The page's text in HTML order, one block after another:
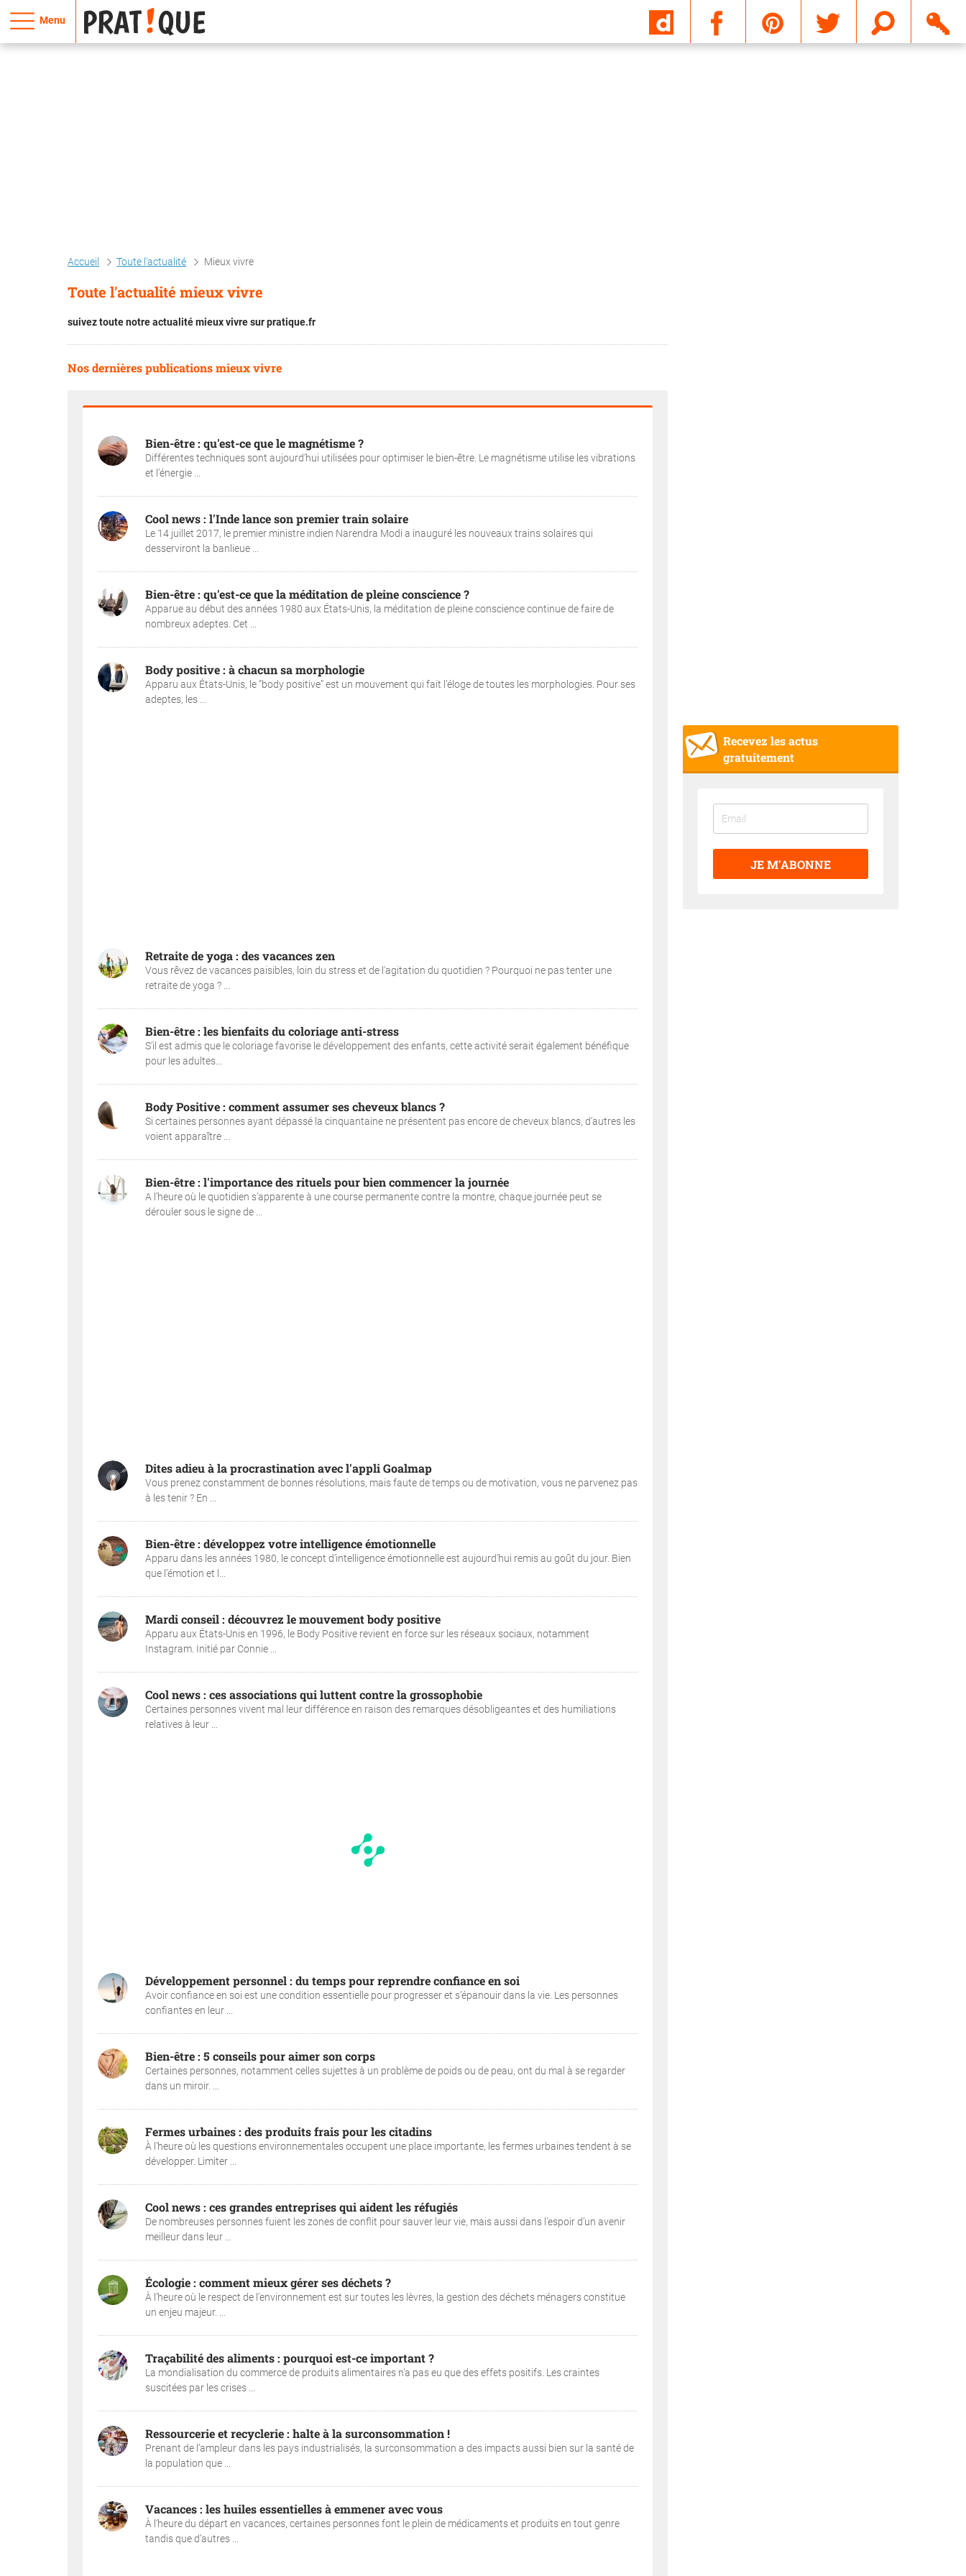
Menu
Accueil Toute l'actualité Mieux vivre
Toute l'actualité mieux vivre
suivez toute notre actualité mieux vivre sur pratique.fr
Nos dernières publications mieux vivre
Bien-être : qu'est-ce que le magnétisme ?
Différentes techniques sont aujourd’hui utilisées pour optimiser le bien-être. Le magnétisme utilise les vibrations
et l’énergie ...
Cool news : l'Inde lance son premier train solaire
Le 14 juillet 2017, le premier ministre indien Narendra Modi a inauguré les nouveaux trains solaires qui
desserviront la banlieue ...
Bien-être : qu'est-ce que la méditation de pleine conscience ?
Apparue au début des années 1980 aux États-Unis, la méditation de pleine conscience continue de faire de
nombreux adeptes. Cet ...
Body positive : à chacun sa morphologie
Apparu aux États-Unis, le “body positive” est un mouvement qui fait l’éloge de toutes les morphologies. Pour ses
adeptes, les ...
Retraite de yoga : des vacances zen
Vous rêvez de vacances paisibles, loin du stress et de l'agitation du quotidien ? Pourquoi ne pas tenter une
retraite de yoga ? ...
Bien-être : les bienfaits du coloriage anti-stress
S’il est admis que le coloriage favorise le développement des enfants, cette activité serait également bénéfique
pour les adultes...
Body Positive : comment assumer ses cheveux blancs ?
Si certaines personnes ayant dépassé la cinquantaine ne présentent pas encore de cheveux blancs, d’autres les
voient apparaître ...
Bien-être : l'importance des rituels pour bien commencer la journée
A l’heure où le quotidien s’apparente à une course permanente contre la montre, chaque journée peut se
dérouler sous le signe de ...
Dites adieu à la procrastination avec l'appli Goalmap
Vous prenez constamment de bonnes résolutions, mais faute de temps ou de motivation, vous ne parvenez pas
à les tenir ? En ...
Bien-être : développez votre intelligence émotionnelle
Apparu dans les années 1980, le concept d’intelligence émotionnelle est aujourd’hui remis au goût du jour. Bien
que l’émotion et l...
Mardi conseil : découvrez le mouvement body positive
Apparu aux États-Unis en 1996, le Body Positive revient en force sur les réseaux sociaux, notamment
Instagram. Initié par Connie ...
Cool news : ces associations qui luttent contre la grossophobie
Certaines personnes vivent mal leur différence en raison des remarques désobligeantes et des humiliations
relatives à leur ...
Développement personnel : du temps pour reprendre confiance en soi
Avoir confiance en soi est une condition essentielle pour progresser et s’épanouir dans la vie. Les personnes
confiantes en leur ...
Bien-être : 5 conseils pour aimer son corps
Certaines personnes, notamment celles sujettes à un problème de poids ou de peau, ont du mal à se regarder
dans un miroir. ...
Fermes urbaines : des produits frais pour les citadins
À l’heure où les questions environnementales occupent une place importante, les fermes urbaines tendent à se
développer. Limiter ...
Cool news : ces grandes entreprises qui aident les réfugiés
De nombreuses personnes fuient les zones de conflit pour sauver leur vie, mais aussi dans l’espoir d’un avenir
meilleur dans leur ...
Écologie : comment mieux gérer ses déchets ?
À l’heure où le respect de l’environnement est sur toutes les lèvres, la gestion des déchets ménagers constitue
un enjeu majeur. ...
Traçabilité des aliments : pourquoi est-ce important ?
La mondialisation du commerce de produits alimentaires n’a pas eu que des effets positifs. Les craintes
suscitées par les crises ...
Ressourcerie et recyclerie : halte à la surconsommation !
Prenant de l’ampleur dans les pays industrialisés, la surconsommation a des impacts aussi bien sur la santé de
la population que ...
Vacances : les huiles essentielles à emmener avec vous
À l’heure du départ en vacances, certaines personnes font le plein de médicaments et produits en tout genre
tandis que d’autres ...
Recevez les actus
gratuitement
JE M'ABONNE